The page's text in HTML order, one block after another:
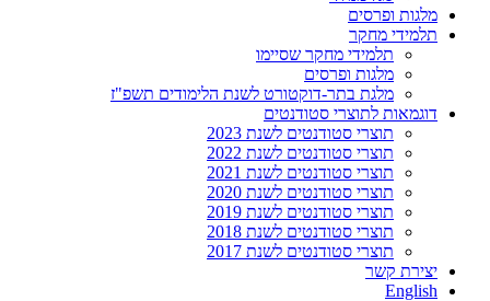
מלגות ופרסים
תלמידי מחקר
תלמידי מחקר שסיימו
מלגות ופרסים
מלגת בתר-דוקטורט לשנת הלימודים תשפ"ז
דוגמאות לתוצרי סטודנטים
תוצרי סטודנטים לשנת 2023
תוצרי סטודנטים לשנת 2022
תוצרי סטודנטים לשנת 2021
תוצרי סטודנטים לשנת 2020
תוצרי סטודנטים לשנת 2019
תוצרי סטודנטים לשנת 2018
תוצרי סטודנטים לשנת 2017
יצירת קשר
English